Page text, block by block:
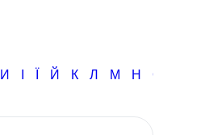
И І Ї Й К Л М Н О